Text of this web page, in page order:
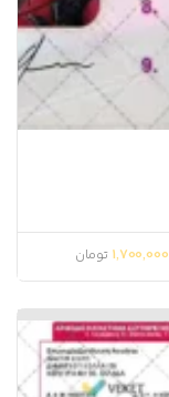
1,700,000 تومان